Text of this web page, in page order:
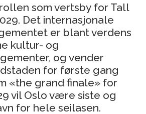
som vertsby for Tall
Det internasjonale
er blant verdens
kultur- og
og vender
for første gang
«the grand finale» for
vil Oslo være siste og
for hele seilasen.